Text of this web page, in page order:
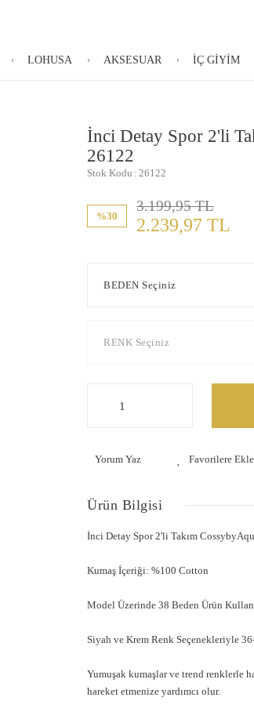
LOHUSA AKSESUAR İÇ GİYİM
İnci Detay Spor 2'li
26122
Stok Kodu 26122
%30
3.199,95 TL
2.239,97 TL
Yorum Yaz
Ürün Bilgisi
İnci Detay Spor 2'li Takım
Kumaş İçeriği: %100 Cotton
Model Üzerinde 38 Beden Ürün
Siyah ve Krem Renk Seçenekleriyle
Yumuşak kumaşlar ve trend renklerle
hareket etmenize yardımcı olur.